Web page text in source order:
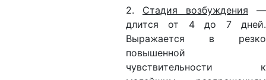
2. Стадия возбуждения —
длится от 4 до 7 дней.
Выражается в резко
повышенной
чувствительности к